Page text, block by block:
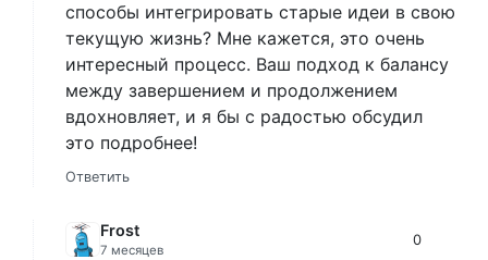
способы интегрировать старые идеи в свою
текущую жизнь? Мне кажется, это очень
интересный процесс. Ваш подход к балансу
между завершением и продолжением
вдохновляет, и я бы с радостью обсудил
это подробнее!
Ответить
Frost
7 месяцев
0